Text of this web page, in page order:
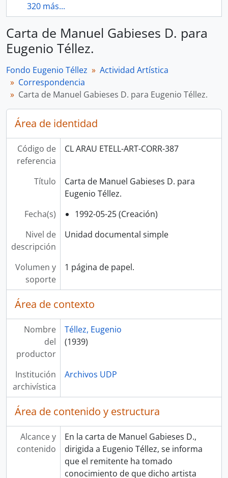
320 más...
Carta de Manuel Gabieses D. para
Eugenio Téllez.
Fondo Eugenio Téllez
Actividad Artística
Correspondencia
Carta de Manuel Gabieses D. para Eugenio Téllez.
Área de identidad
Código de
referencia
CL ARAU ETELL-ART-CORR-387
Título
Carta de Manuel Gabieses D. para
Eugenio Téllez.
Fecha(s)
1992-05-25 (Creación)
Nivel de
descripción
Unidad documental simple
Volumen y
soporte
1 página de papel.
Área de contexto
Nombre
del
productor
Téllez, Eugenio
(1939)
Institución
archivística
Archivos UDP
Área de contenido y estructura
Alcance y
contenido
En la carta de Manuel Gabieses D.,
dirigida a Eugenio Téllez, se informa
que el remitente ha tomado
conocimiento de que dicho artista